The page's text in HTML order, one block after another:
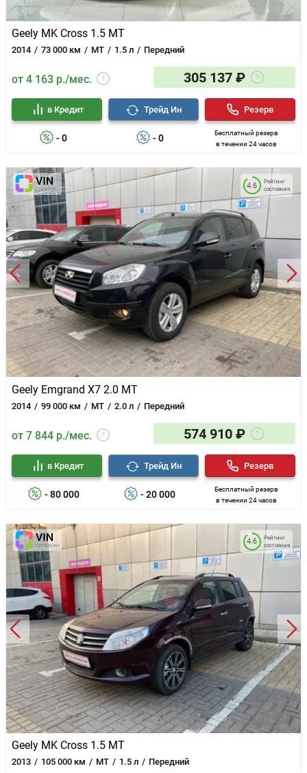
Geely MK Cross 1.5 MT
2014 73 000 км MT 1.5 л Передний
от 4 163 р./мес. 305 137 ₽
- 0
в Кредит
- 0
Трейд Ин
Бесплатный резерв
в течении 24 часов
Резерв
Geely Emgrand X7 2.0 MT
2014 99 000 км MT 2.0 л Передний
Рейтинг
состояния
4.6
от 7 844 р./мес. 574 910 ₽
- 80 000
в Кредит
- 20 000
Трейд Ин
Бесплатный резерв
в течении 24 часов
Резерв
Geely MK Cross 1.5 MT
2013 105 000 км MT 1.5 л Передний
Рейтинг
состояния
4.6